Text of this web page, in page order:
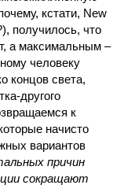
кстати, New
получилось, что
а максимальным –
человеку
концов света,
другого
к
начисто
вариантов
причин
сокращают